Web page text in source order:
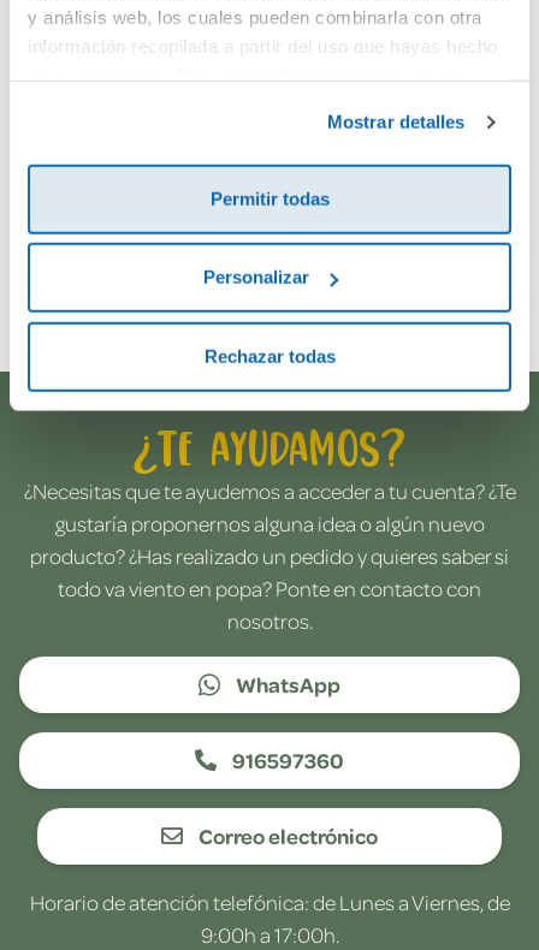
y análisis web, los cuales pueden combinarla con otra
información recopilada a partir del uso que hayas hecho
Mostrar detalles
Permitir todas
Personalizar
Rechazar todas
Debes iniciar sesión para poder valorarlo
Envía tu opinión
¿Te ayudamos?
¿Necesitas que te ayudemos a acceder a tu cuenta? ¿Te
gustaría proponernos alguna idea o algún nuevo
producto? ¿Has realizado un pedido y quieres saber si
todo va viento en popa? Ponte en contacto con
nosotros.
WhatsApp
916597360
Correo electrónico
Horario de atención telefónica: de Lunes a Viernes, de
9:00h a 17:00h.